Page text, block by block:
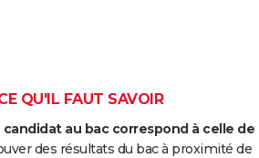
QU'IL FAUT SAVOIR
au bac correspond à celle de
des résultats du bac à proximité de